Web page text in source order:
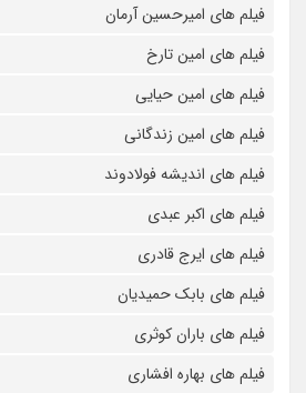
فیلم های امیرحسین آرمان
فیلم های امین تارخ
فیلم های امین حیایی
فیلم های امین زندگانی
فیلم های اندیشه فولادوند
فیلم های اکبر عبدی
فیلم های ایرج قادری
فیلم های بابک حمیدیان
فیلم های باران کوثری
فیلم های بهاره افشاری